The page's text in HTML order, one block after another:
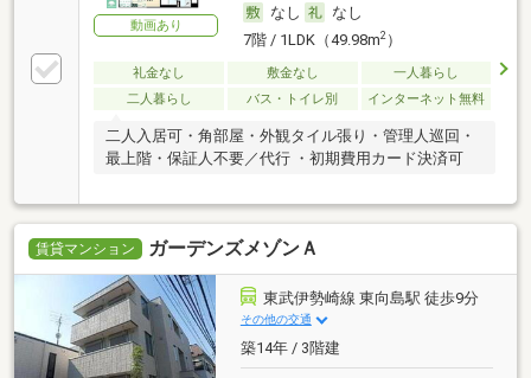
動画あり
なし
なし
7階 / 1LDK（49.98m2）
礼金なし 敷金なし
一人暮らし
二人暮らし
バス・トイレ別 インターネット無料
二人入居可・角部屋・外観タイル張り・管理人巡回・
最上階・保証人不要／代行 ・初期費用カード決済可
賃貸マンション ガーデンズメゾンＡ
東武伊勢崎線 東向島駅 徒歩9分
その他の交通
築14年 / 3階建